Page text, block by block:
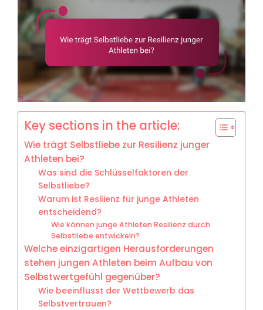
Key sections in the article:
Wie trägt Selbstliebe zur Resilienz junger
Athleten bei?
Was sind die Schlüsselfaktoren der
Selbstliebe?
Warum ist Resilienz für junge Athleten
entscheidend?
Wie können junge Athleten Resilienz durch
Selbstliebe entwickeln?
Welche einzigartigen Herausforderungen
stehen jungen Athleten beim Aufbau von
Selbstwertgefühl gegenüber?
Wie beeinflusst der Wettbewerb das
Selbstvertrauen?